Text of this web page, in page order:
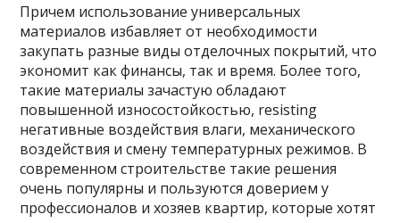
Причем использование универсальных
материалов избавляет от необходимости
закупать разные виды отделочных покрытий, что
экономит как финансы, так и время. Более того,
такие материалы зачастую обладают
повышенной износостойкостью, resisting
негативные воздействия влаги, механического
воздействия и смену температурных режимов. В
современном строительстве такие решения
очень популярны и пользуются доверием у
профессионалов и хозяев квартир, которые хотят